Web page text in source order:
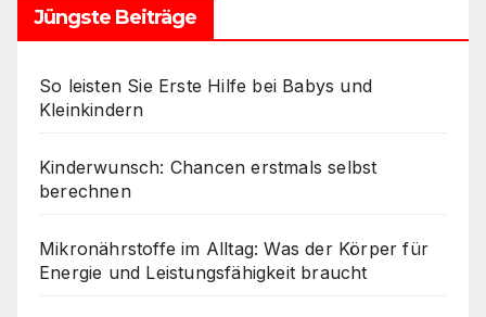
Jüngste Beiträge
So leisten Sie Erste Hilfe bei Babys und
Kleinkindern
Kinderwunsch: Chancen erstmals selbst
berechnen
Mikronährstoffe im Alltag: Was der Körper für
Energie und Leistungsfähigkeit braucht